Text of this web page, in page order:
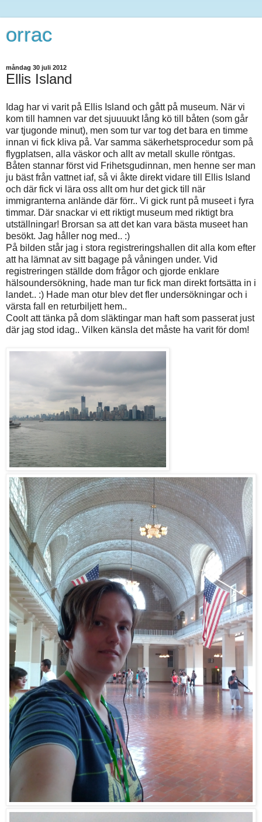
orrac
måndag 30 juli 2012
Ellis Island
Idag har vi varit på Ellis Island och gått på museum. När vi
kom till hamnen var det sjuuuukt lång kö till båten (som går
var tjugonde minut), men som tur var tog det bara en timme
innan vi fick kliva på. Var samma säkerhetsprocedur som på
flygplatsen, alla väskor och allt av metall skulle röntgas.
Båten stannar först vid Frihetsgudinnan, men henne ser man
ju bäst från vattnet iaf, så vi åkte direkt vidare till Ellis Island
och där fick vi lära oss allt om hur det gick till när
immigranterna anlände där förr.. Vi gick runt på museet i fyra
timmar. Där snackar vi ett riktigt museum med riktigt bra
utställningar! Brorsan sa att det kan vara bästa museet han
besökt. Jag håller nog med.. :)
På bilden står jag i stora registreringshallen dit alla kom efter
att ha lämnat av sitt bagage på våningen under. Vid
registreringen ställde dom frågor och gjorde enklare
hälsoundersökning, hade man tur fick man direkt fortsätta in i
landet.. :) Hade man otur blev det fler undersökningar och i
värsta fall en returbiljett hem..
Coolt att tänka på dom släktingar man haft som passerat just
där jag stod idag.. Vilken känsla det måste ha varit för dom!